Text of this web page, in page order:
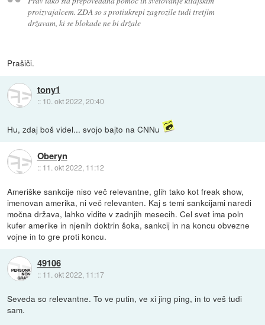
proizvajalcem. ZDA so s protiukrepi zagrozile tudi tretjim
državam, ki se blokade ne bi držale
Prašiči.
tony1
:: 10. okt 2022, 20:40
Hu, zdaj boš videl... svojo bajto na CNNu
Oberyn
:: 11. okt 2022, 11:12
Ameriške sankcije niso več relevantne, glih tako kot freak show,
imenovan amerika, ni več relevanten. Kaj s temi sankcijami naredi
močna država, lahko vidite v zadnjih mesecih. Cel svet ima poln
kufer amerike in njenih doktrin šoka, sankcij in na koncu obvezne
vojne in to gre proti koncu.
49106
:: 11. okt 2022, 11:17
Seveda so relevantne. To ve putin, ve xi jing ping, in to veš tudi
sam.